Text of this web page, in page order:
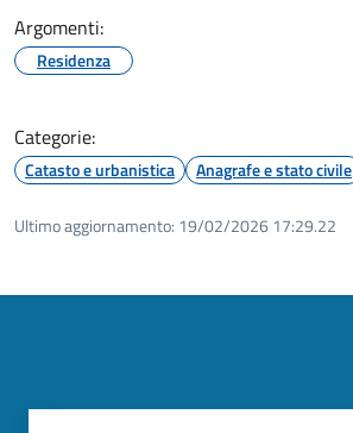
Argomenti:
Residenza
Categorie:
Catasto e urbanistica Anagrafe e stato civile
Ultimo aggiornamento: 19/02/2026 17:29.22